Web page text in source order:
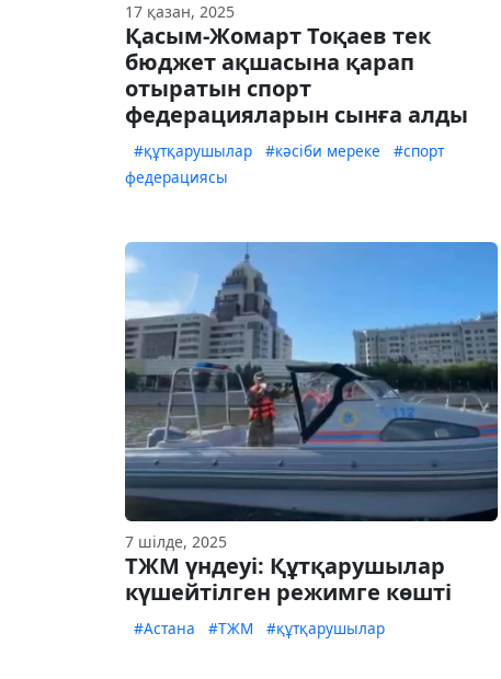
17 қазан, 2025
Қасым-Жомарт Тоқаев тек
бюджет ақшасына қарап
отыратын спорт
федерацияларын сынға алды
#құтқарушылар #кәсіби мереке
#спорт
федерациясы
7 шілде, 2025
ТЖМ үндеуі: Құтқарушылар
күшейтілген режимге көшті
#Астана #ТЖМ #құтқарушылар